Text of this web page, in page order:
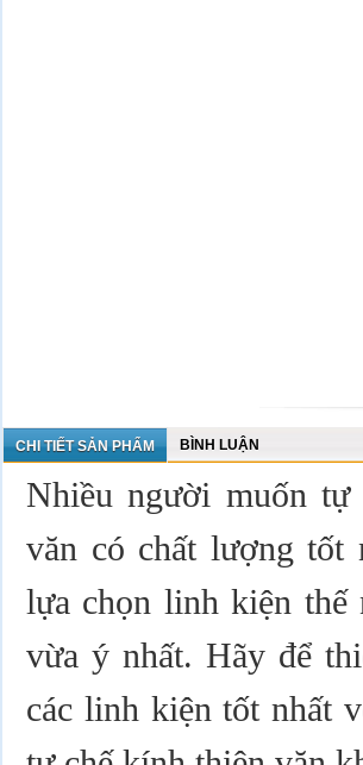
CHI TIẾT SẢN PHẨM BÌNH LUẬN
Nhiều người muốn
văn có chất lượng tốt
lựa chọn linh kiện thế
vừa ý nhất. Hãy để
các linh kiện tốt nhất